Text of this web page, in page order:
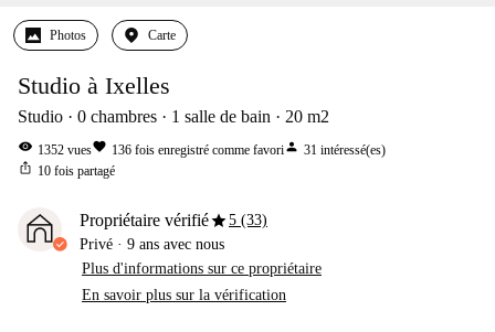
Photos Carte
Studio à Ixelles
Studio 0 chambres 1 salle de bain 20 m2
visibility 1352 vuesfavorite 136 fois enregistré comme favoriperson 31 intéressé(es)
ios_share 10 fois partagé
Propriétaire vérifiéstar5 (33)
Privé · 9 ans avec nous
Plus d'informations sur ce propriétaire
En savoir plus sur la vérification